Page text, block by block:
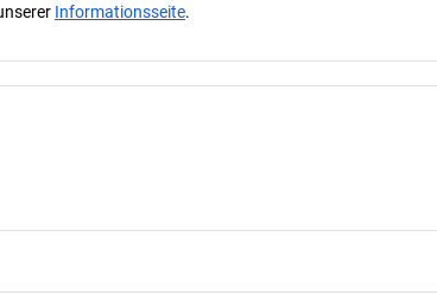
Informationsseite.